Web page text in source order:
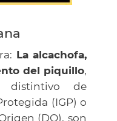
La alcachofa,
del piquillo,
de
(IGP) o
(DO), son